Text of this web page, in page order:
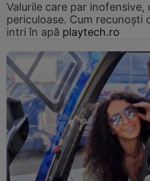
Valurile care par inofensive,
periculoase. Cum recunoști
intri în apă playtech.ro